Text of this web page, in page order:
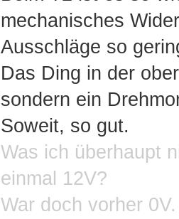
mechanisches
Ausschläge so
Das Ding in der
sondern ein
Soweit, so gut.
Was ich überhaupt
einmal 12V?
War doch vorher 0V.